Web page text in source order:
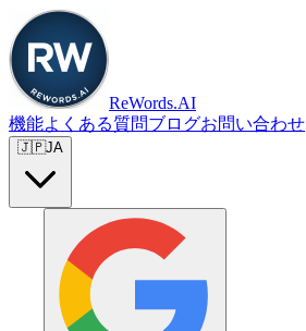
ReWords.AI
機能よくある質問ブログお問い合わせ
🇯🇵JA